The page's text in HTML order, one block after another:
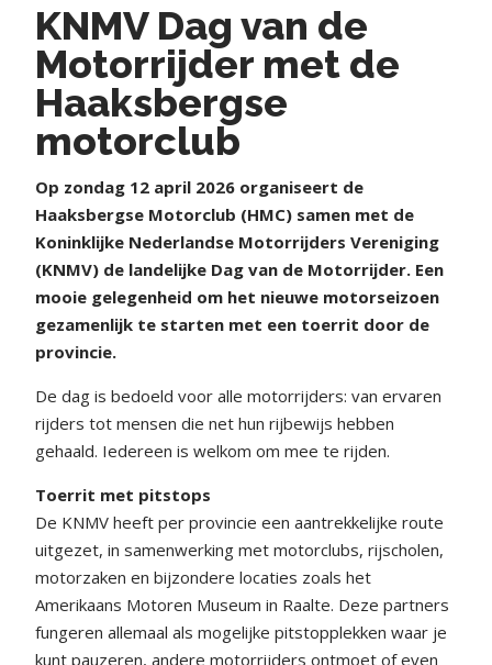
KNMV Dag van de
Motorrijder met de
Haaksbergse
motorclub
Op zondag 12 april 2026 organiseert de
Haaksbergse Motorclub (HMC) samen met de
Koninklijke Nederlandse Motorrijders Vereniging
(KNMV) de landelijke Dag van de Motorrijder. Een
mooie gelegenheid om het nieuwe motorseizoen
gezamenlijk te starten met een toerrit door de
provincie.
De dag is bedoeld voor alle motorrijders: van ervaren
rijders tot mensen die net hun rijbewijs hebben
gehaald. Iedereen is welkom om mee te rijden.
Toerrit met pitstops
De KNMV heeft per provincie een aantrekkelijke route
uitgezet, in samenwerking met motorclubs, rijscholen,
motorzaken en bijzondere locaties zoals het
Amerikaans Motoren Museum in Raalte. Deze partners
fungeren allemaal als mogelijke pitstopplekken waar je
kunt pauzeren, andere motorrijders ontmoet of even